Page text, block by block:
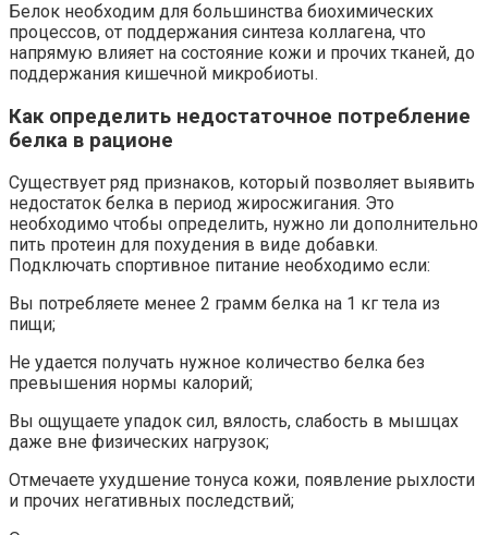
Белок необходим для большинства биохимических
процессов, от поддержания синтеза коллагена, что
напрямую влияет на состояние кожи и прочих тканей, до
поддержания кишечной микробиоты.
Как определить недостаточное потребление
белка в рационе
Существует ряд признаков, который позволяет выявить
недостаток белка в период жиросжигания. Это
необходимо чтобы определить, нужно ли дополнительно
пить протеин для похудения в виде добавки.
Подключать спортивное питание необходимо если:
Вы потребляете менее 2 грамм белка на 1 кг тела из
пищи;
Не удается получать нужное количество белка без
превышения нормы калорий;
Вы ощущаете упадок сил, вялость, слабость в мышцах
даже вне физических нагрузок;
Отмечаете ухудшение тонуса кожи, появление рыхлости
и прочих негативных последствий;